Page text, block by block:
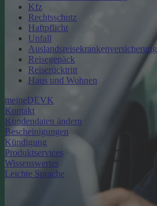
Kfz
Rechtsschutz
Haftpflicht
Unfall
Auslandsreisekrankenversicherung
Reisegepäck
Reiserücktritt
Haus und Wohnen
meineDEVK
Kontakt
Kundendaten ändern
Bescheinigungen
Kündigung
Produktservices
Wissenswertes
Leichte Sprache